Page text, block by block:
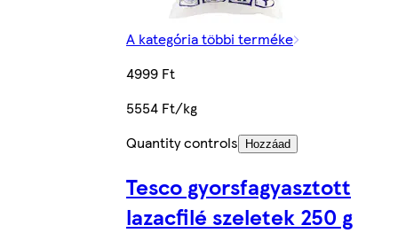
A kategória többi terméke
4999 Ft
5554 Ft/kg
Quantity controls
Hozzáad
Tesco gyorsfagyasztott
lazacfilé szeletek 250 g